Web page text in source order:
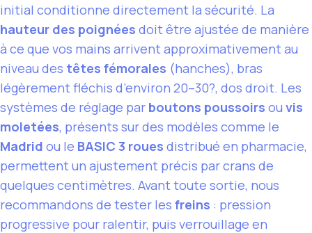
initial conditionne directement la sécurité. La
hauteur des poignées doit être ajustée de manière
à ce que vos mains arrivent approximativement au
niveau des têtes fémorales (hanches), bras
légèrement fléchis d’environ 20–30?, dos droit. Les
systèmes de réglage par boutons poussoirs ou vis
moletées, présents sur des modèles comme le
Madrid ou le BASIC 3 roues distribué en pharmacie,
permettent un ajustement précis par crans de
quelques centimètres. Avant toute sortie, nous
recommandons de tester les freins : pression
progressive pour ralentir, puis verrouillage en